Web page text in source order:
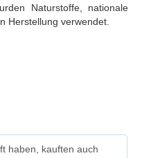
Naturstoffe, nationale
Herstellung verwendet.
haben, kauften auch